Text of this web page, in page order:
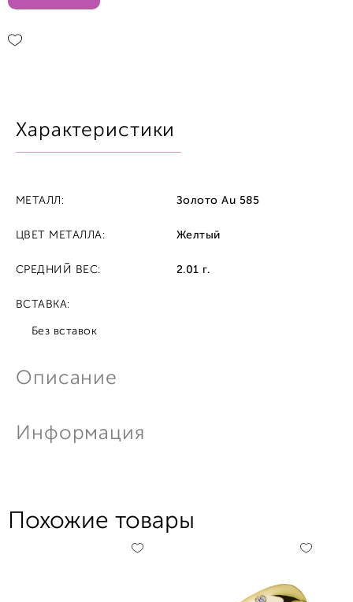
Характеристики
Описание
Информация
МЕТАЛЛ: Золото Au 585
ЦВЕТ МЕТАЛЛА: Желтый
СРЕДНИЙ ВЕС: 2.01 г.
ВСТАВКА:
Без вставок
Похожие товары